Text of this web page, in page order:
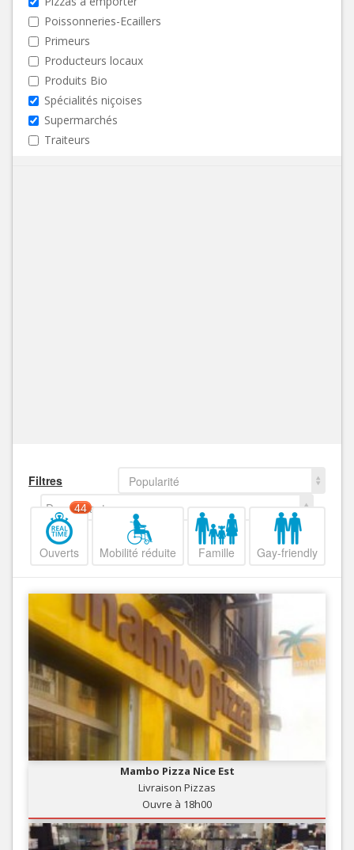
Poissonneries-Ecaillers
Primeurs
Producteurs locaux
Produits Bio
Spécialités niçoises
Supermarchés
Traiteurs
Filtres
Popularité
Decroissant
Ouverts
44
Mobilité réduite Famille Gay-friendly
Mambo Pizza Nice Est
Livraison Pizzas
Ouvre à 18h00